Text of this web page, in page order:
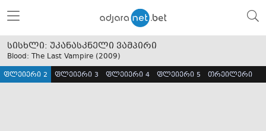
სისხლი: უკანასკნელი ვამპირი
Blood: The Last Vampire (2009)
ფლეიერი 2 ფლეიერი 3 ფლეიერი 4 ფლეიერი 5 თრეილერი